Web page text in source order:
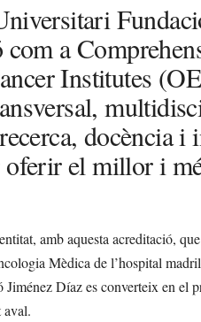
com a
Institutes
docència
oferir el millor i
amb aquesta acreditació,
Mèdica de l’hospital
Jiménez Díaz es converteix en
aval.